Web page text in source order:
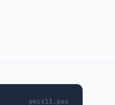
pkcs11.pas